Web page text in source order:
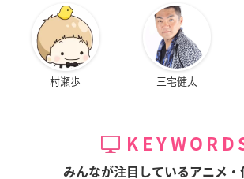
村瀬歩 三宅健太
みんなが注目しているアニメ・